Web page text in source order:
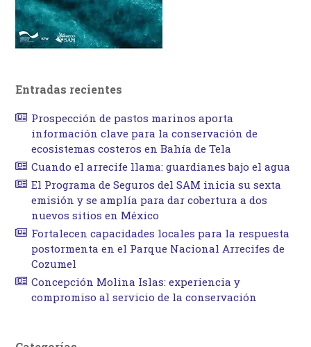
Entradas recientes
Prospección de pastos marinos aporta
información clave para la conservación de
ecosistemas costeros en Bahía de Tela
Cuando el arrecife llama: guardianes bajo el agua
El Programa de Seguros del SAM inicia su sexta
emisión y se amplía para dar cobertura a dos
nuevos sitios en México
Fortalecen capacidades locales para la respuesta
postormenta en el Parque Nacional Arrecifes de
Cozumel
Concepción Molina Islas: experiencia y
compromiso al servicio de la conservación